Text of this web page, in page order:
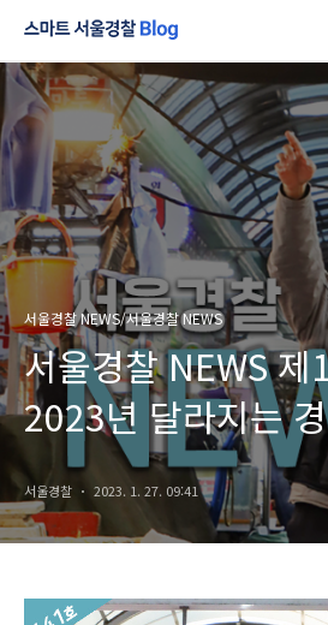
서울경찰 NEWS/서울경찰 NEWS
서울경찰 NEWS
2023년 달라지는
서울경찰 2023. 1. 27. 09:41